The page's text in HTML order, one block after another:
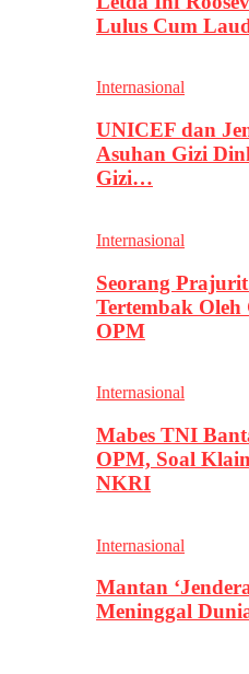
Lulus Cum
Internasional
UNICEF dan
Asuhan Gizi
Gizi…
Internasional
Seorang
Tertembak
OPM
Internasional
Mabes TNI
OPM, Soal
NKRI
Internasional
Mantan
Meninggal